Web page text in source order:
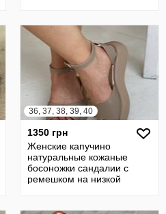
36, 37, 38, 39, 40
1350 грн
Женские капучино
натуральные кожаные
босоножки сандалии с
ремешком на низкой